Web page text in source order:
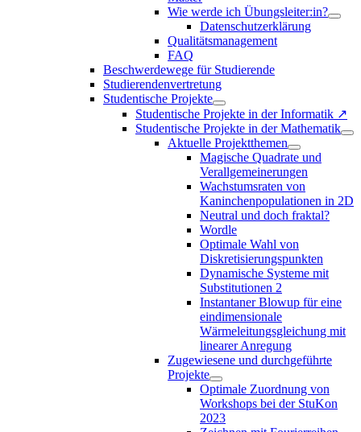
Wie werde ich Übungsleiter:in?
Datenschutzerklärung
Qualitätsmanagement
FAQ
Beschwerdewege für Studierende
Studierendenvertretung
Studentische Projekte
Studentische Projekte in der Informatik ↗
Studentische Projekte in der Mathematik
Aktuelle Projektthemen
Magische Quadrate und
Verallgemeinerungen
Wachstumsraten von
Kaninchenpopulationen in 2D
Neutral und doch fraktal?
Wordle
Optimale Wahl von
Diskretisierungspunkten
Dynamische Systeme mit
Substitutionen 2
Instantaner Blowup für eine
eindimensionale
Wärmeleitungsgleichung mit
linearer Anregung
Zugewiesene und durchgeführte
Projekte
Optimale Zuordnung von
Workshops bei der StuKon
2023